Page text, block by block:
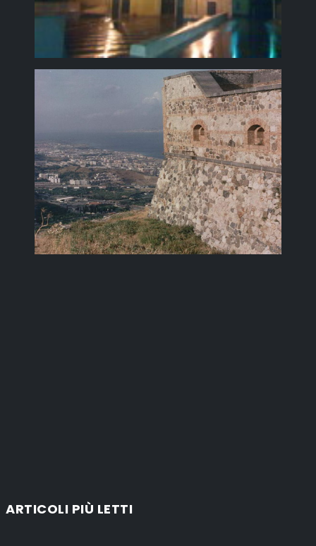
ARTICOLI PIÙ LETTI